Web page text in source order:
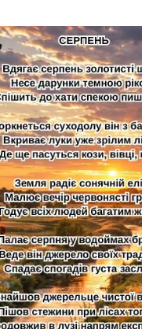
він з балкона,
уже зрілим літом,
кози, вівці, коні...
еліті,
грона,
багатим житом.
у водоймах бронза,
своїх традицій,
густа заслона.
чистої водиці,
при лісах топтати,
напрям експедицій.
шепіт на цитати,
рук снопів пшениці,